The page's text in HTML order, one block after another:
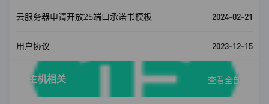
云服务器申请开放25端口承诺书模板 2024-02-21
用户协议 2023-12-15
主机相关 查看全部